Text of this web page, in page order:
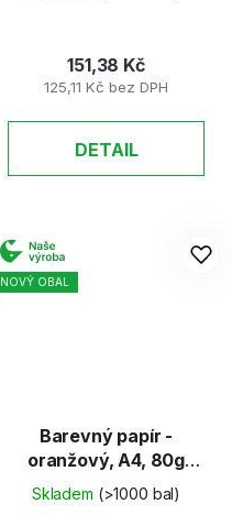
125,11 Kč bez DPH
151,38 Kč
DETAIL
NOVÝ OBAL
Barevný papír -
oranžový, A4, 80g
(100 listů)
Skladem (>1000 bal)